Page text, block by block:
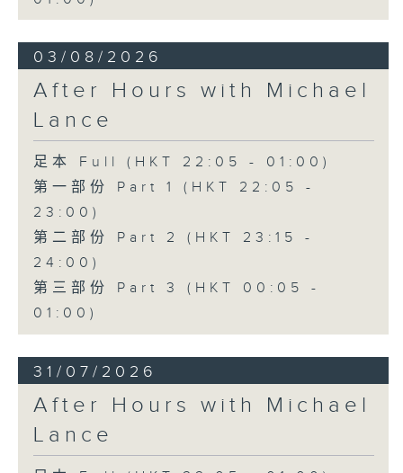
03/08/2026
After Hours with Michael
Lance
足本 Full (HKT 22:05 - 01:00)
第一部份 Part 1 (HKT 22:05 -
23:00)
第二部份 Part 2 (HKT 23:15 -
24:00)
第三部份 Part 3 (HKT 00:05 -
01:00)
31/07/2026
After Hours with Michael
Lance